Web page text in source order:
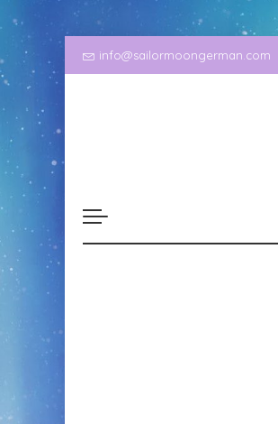
info@sailormoongerman.com